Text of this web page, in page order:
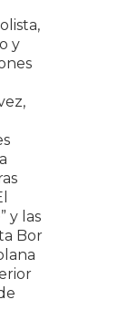
y
y las
Bor